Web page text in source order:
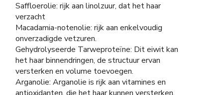
Saffloerolie: rijk aan linolzuur, dat het haar
verzacht
Macadamia-notenolie: rijk aan enkelvoudig
onverzadigde vetzuren.
Gehydrolyseerde Tarweproteïne: Dit eiwit kan
het haar binnendringen, de structuur ervan
versterken en volume toevoegen.
Arganolie: Arganolie is rijk aan vitamines en